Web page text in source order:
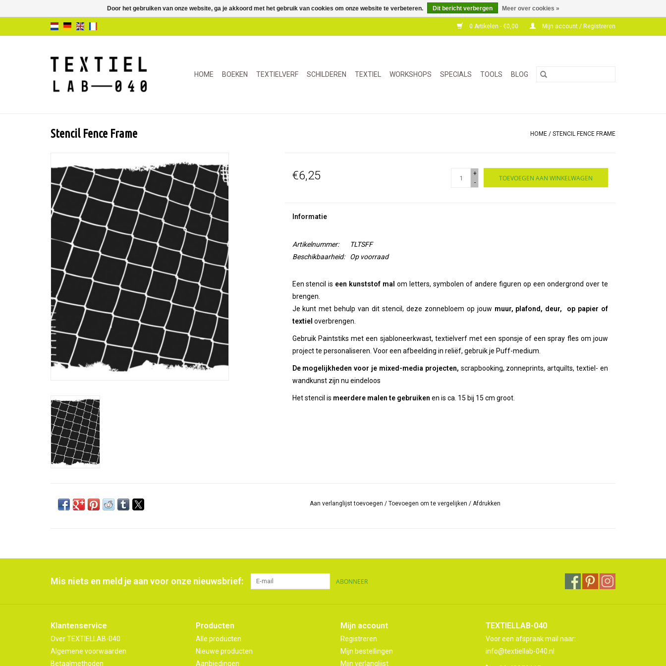
0 Artikelen - €0,00 Mijn account / Registreren
HOME BOEKEN TEXTIELVERF SCHILDEREN TEXTIEL WORKSHOPS SPECIALS TOOLS BLOG
Stencil Fence Frame HOME / STENCIL FENCE FRAME
€6,25
+
-
TOEVOEGEN AAN WINKELWAGEN
Informatie
Artikelnummer:
TLTSFF
Beschikbaarheid:
Op voorraad
Een stencil is een kunststof mal om letters, symbolen of andere figuren op een ondergrond over te
brengen.
Je kunt met behulp van dit stencil, deze zonnebloem op jouw muur, plafond, deur, op papier of
textiel overbrengen.
Gebruik Paintstiks met een sjabloneerkwast, textielverf met een sponsje of een spray fles om jouw
project te personaliseren. Voor een afbeelding in reliëf, gebruik je Puff-medium.
De mogelijkheden voor je mixed-media projecten, scrapbooking, zonneprints, artquilts, textiel- en
wandkunst zijn nu eindeloos
Het stencil is meerdere malen te gebruiken en is ca. 15 bij 15 cm groot.
Aan verlanglijst toevoegen /Toevoegen om te vergelijken / Afdrukken
Mis niets en meld je aan voor onze nieuwsbrief: ABONNEER
Klantenservice
Over TEXTIELLAB-040
Algemene voorwaarden
Betaalmethoden
Producten
Alle producten
Nieuwe producten
Aanbiedingen
Mijn account
Registreren
Mijn bestellingen
Mijn verlanglijst
TEXTIELLAB-040
Voor een afspraak mail naar:
info@textiellab-040.nl
Door het gebruiken van onze website, ga je akkoord met het gebruik van cookies om onze website te verbeteren. Dit bericht verbergen Meer over cookies »